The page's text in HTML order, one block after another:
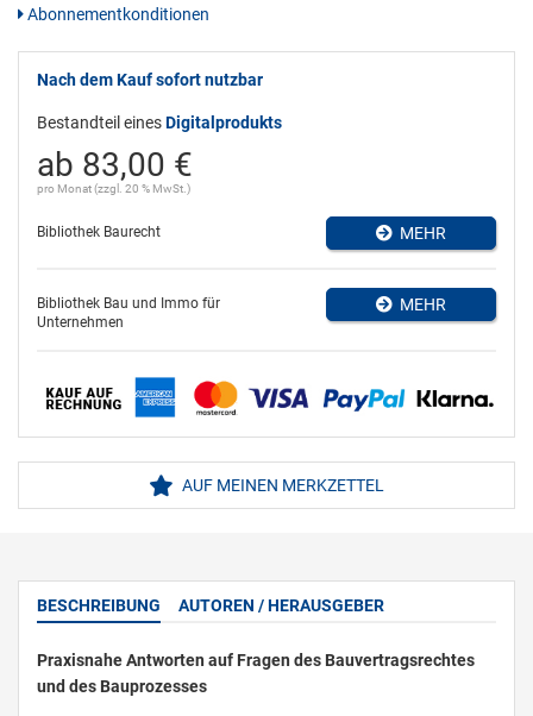
Abonnementkonditionen
Nach dem Kauf sofort nutzbar
Bestandteil einesDigitalprodukts
ab 83,00 €
pro Monat (zzgl. 20 % MwSt.)
Bibliothek Baurecht MEHR
Bibliothek Bau und Immo für
Unternehmen
MEHR
AUF MEINEN MERKZETTEL
BESCHREIBUNG AUTOREN / HERAUSGEBER
Praxisnahe Antworten auf Fragen des Bauvertragsrechtes
und des Bauprozesses